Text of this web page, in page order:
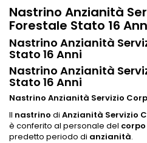
Nastrino Anzianità
Forestale Stato 16
Nastrino Anzianità
Stato 16 Anni
Nastrino Anzianità
Stato 16 Anni
Nastrino Anzianità Servizio
Il nastrino di Anzianità Servizio
è conferito al personale del corpo
predetto periodo di anzianità.